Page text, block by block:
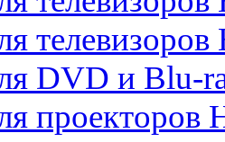
телевизоров
DVD и Blu-
проекторов